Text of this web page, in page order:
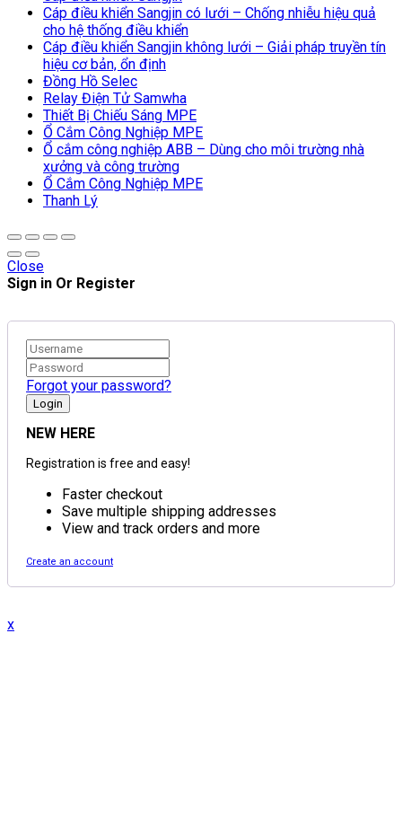
Cáp điều khiển Sangjin có lưới – Chống nhiễu hiệu quả
cho hệ thống điều khiển
Cáp điều khiển Sangjin không lưới – Giải pháp truyền tín
hiệu cơ bản, ổn định
Đồng Hồ Selec
Relay Điện Tử Samwha
Thiết Bị Chiếu Sáng MPE
Ổ Cắm Công Nghiệp MPE
Ổ cắm công nghiệp ABB – Dùng cho môi trường nhà
xưởng và công trường
Ổ Cắm Công Nghiệp MPE
Thanh Lý
Close
Sign in Or Register
Forgot your password?
NEW HERE
Registration is free and easy!
Faster checkout
Save multiple shipping addresses
View and track orders and more
Create an account
x